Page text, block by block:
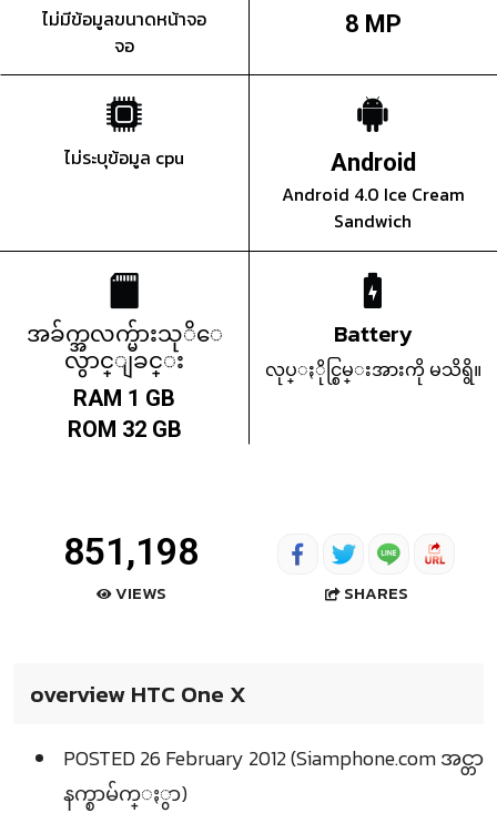
ไม่มีข้อมูลขนาดหน้าจอ
จอ
8 MP
ไม่ระบุข้อมูล cpu Android
Android 4.0 Ice Cream
Sandwich
အခ်က္အလက္မ်ားသုိေ
လွာင္ျခင္း
RAM 1 GB
ROM 32 GB
Battery
လုပ္ႏိုင္စြမ္းအားကို မသိရွိ။
851,198
VIEWS SHARES
overview HTC One X
POSTED 26 February 2012 (Siamphone.com အင္တာ
နက္စာမ်က္ႏွာ)